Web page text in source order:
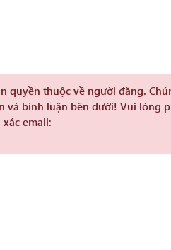
quyền thuộc về người đăng.
và bình luận bên dưới! Vui lòng
email: